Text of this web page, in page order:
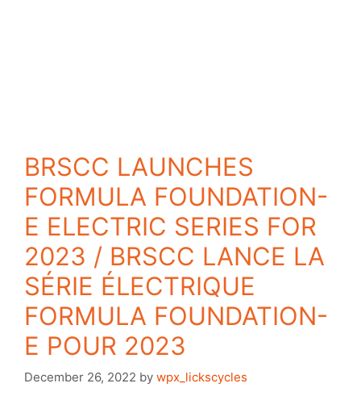
BRSCC LAUNCHES
FORMULA FOUNDATION-
E ELECTRIC SERIES FOR
2023 / BRSCC LANCE LA
SÉRIE ÉLECTRIQUE
FORMULA FOUNDATION-
E POUR 2023
December 26, 2022 by wpx_lickscycles